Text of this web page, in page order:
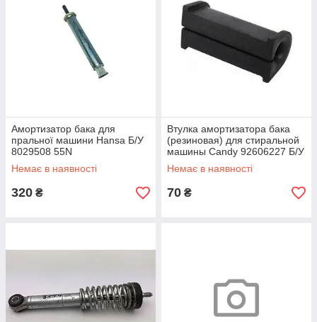
Амортизатор бака для
пральної машини Hansa Б/У
8029508 55N
Немає в наявності
320 ₴
Втулка амортизатора бака
(резиновая) для стиральной
машины Candy 92606227 Б/У
Немає в наявності
70 ₴